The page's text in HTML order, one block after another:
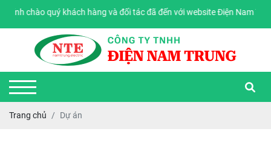
quý khách hàng và đối tác đã đến với website Điện Nam Trung
Trang chủ Dự án